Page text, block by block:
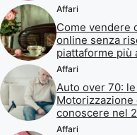
Affari
Come vendere
online senza
piattaforme più
Affari
Auto over 70:
Motorizzazione
conoscere nel
Affari